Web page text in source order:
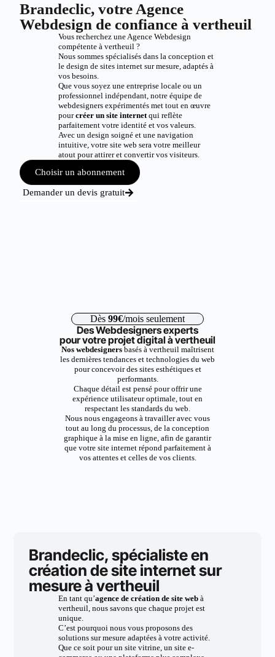
Brandeclic, votre Agence
Webdesign de confiance à vertheuil
Vous recherchez une Agence Webdesign
compétente à vertheuil ?
Nous sommes spécialisés dans la conception et
le design de sites internet sur mesure, adaptés à
vos besoins.
Que vous soyez une entreprise locale ou un
professionnel indépendant, notre équipe de
webdesigners expérimentés met tout en œuvre
pourcréer un site internetqui reflète
parfaitement votre identité et vos valeurs.
Avec un design soigné et une navigation
intuitive, votre site web sera votre meilleur
atout pour attirer et convertir vos visiteurs.
Choisir un abonnement
Demander un devis gratuit
Dès 99€/mois seulement
Des Webdesigners experts
pour votre projet digital à vertheuil
Nos webdesignersbasés à vertheuil maîtrisent
les dernières tendances et technologies du web
pour concevoir des sites esthétiques et
performants.
Chaque détail est pensé pour offrir une
expérience utilisateur optimale, tout en
respectant les standards du web.
Nous nous engageons à travailler avec vous
tout au long du processus, de la conception
graphique à la mise en ligne, afin de garantir
que votre site internet répond parfaitement à
vos attentes et celles de vos clients.
Brandeclic, spécialiste en
création de site internet sur
mesure à vertheuil
En tant qu’agence de création de site webà
vertheuil, nous savons que chaque projet est
unique.
C’est pourquoi nous vous proposons des
solutions sur mesure adaptées à votre activité.
Que ce soit pour un site vitrine, un site e-